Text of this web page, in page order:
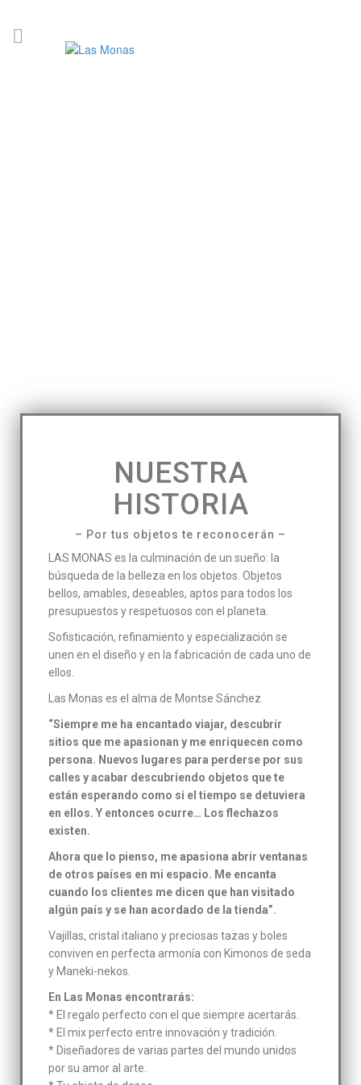
NUESTRA
HISTORIA
– Por tus objetos te reconocerán –
LAS MONAS es la culminación de un sueño: la
búsqueda de la belleza en los objetos. Objetos
bellos, amables, deseables, aptos para todos los
presupuestos y respetuosos con el planeta.
Sofisticación, refinamiento y especialización se
unen en el diseño y en la fabricación de cada uno de
ellos.
Las Monas es el alma de Montse Sánchez.
“Siempre me ha encantado viajar, descubrir
sitios que me apasionan y me enriquecen como
persona. Nuevos lugares para perderse por sus
calles y acabar descubriendo objetos que te
están esperando como si el tiempo se detuviera
en ellos. Y entonces ocurre… Los flechazos
existen.
Ahora que lo pienso, me apasiona abrir ventanas
de otros países en mi espacio. Me encanta
cuando los clientes me dicen que han visitado
algún país y se han acordado de la tienda”.
Vajillas, cristal italiano y preciosas tazas y boles
conviven en perfecta armonía con Kimonos de seda
y Maneki-nekos.
En Las Monas encontrarás:
* El regalo perfecto con el que siempre acertarás.
* El mix perfecto entre innovación y tradición.
* Diseñadores de varias partes del mundo unidos
por su amor al arte.